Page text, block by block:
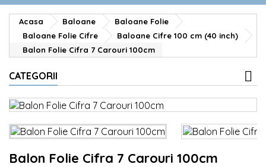
Acasa Baloane
Baloane Folie
Baloane Folie Cifre
Baloane Cifre 100 cm (40 inch)
Balon Folie Cifra 7 Carouri 100cm
CATEGORII
Balon Folie Cifra 7 Carouri 100cm